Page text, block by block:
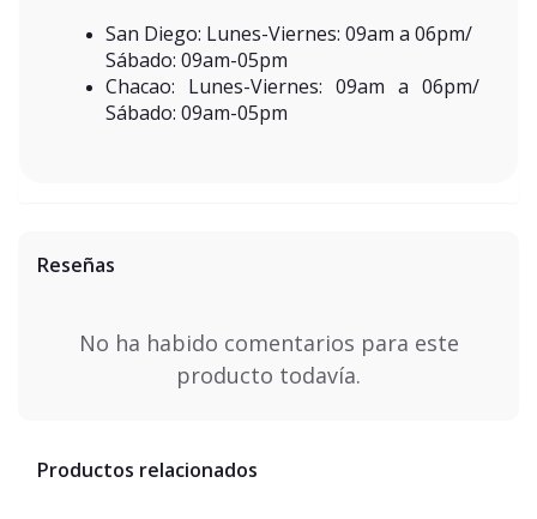
San Diego: Lunes-Viernes: 09am a 06pm/
Sábado: 09am-05pm
Chacao: Lunes-Viernes: 09am a 06pm/
Sábado: 09am-05pm
Reseñas
No ha habido comentarios para este
producto todavía.
Productos relacionados